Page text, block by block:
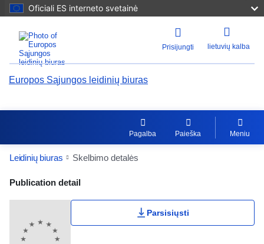
Oficiali ES interneto svetainė
Prisijungti lietuvių kalba
Europos Sąjungos leidinių biuras
Pagalba Paieška Meniu
Leidinių biuras Skelbimo detalės
Publication Detail Actions Portlet
Publication detail
Parsisiųsti